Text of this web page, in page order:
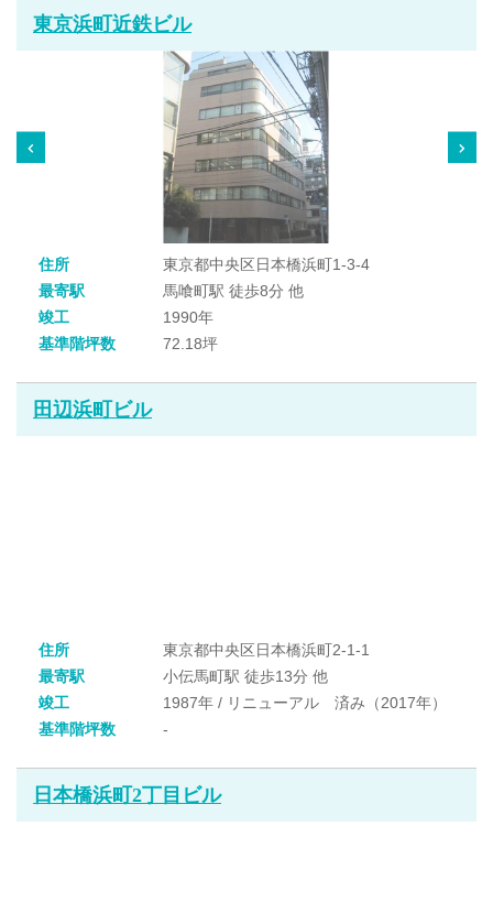
東京浜町近鉄ビル
住所
東京都中央区日本橋浜町1-3-4
最寄駅
馬喰町駅 徒歩8分 他
竣工
1990年
基準階坪数
72.18坪
田辺浜町ビル
住所
東京都中央区日本橋浜町2-1-1
最寄駅
小伝馬町駅 徒歩13分 他
竣工
1987年 / リニューアル 済み（2017年）
基準階坪数
-
日本橋浜町2丁目ビル